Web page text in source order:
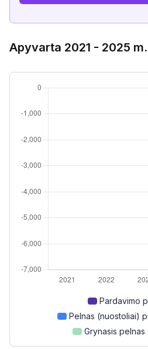
Apyvarta 2021 - 2025 m.
Pardavimo
Pelnas (nuostoliai)
Grynasis pelnas